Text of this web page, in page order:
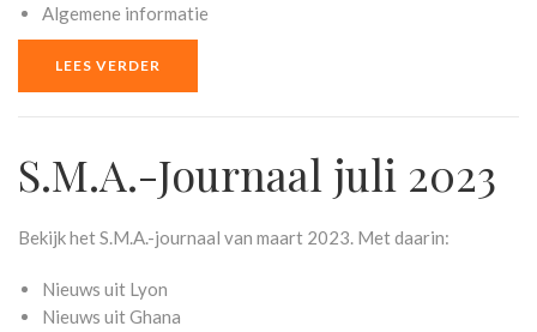
Algemene informatie
LEES VERDER
S.M.A.-Journaal juli 2023
Bekijk het S.M.A.-journaal van maart 2023. Met daarin:
Nieuws uit Lyon
Nieuws uit Ghana